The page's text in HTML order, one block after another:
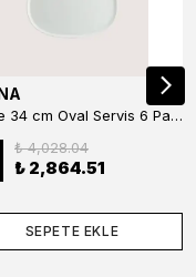
Hygge 34 cm Oval Servis 6 Parça
₺ 4,028.04
₺ 2,864.51
SEPETE EKLE